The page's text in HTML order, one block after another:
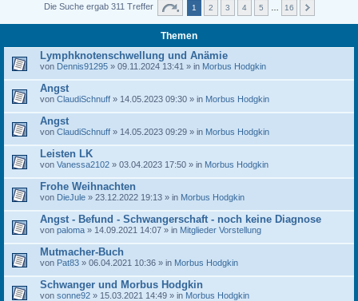
Die Suche ergab 311 Treffer 1 2 3 4 5 16
Themen
Lymphknotenschwellung und Anämie
von Dennis91295 » 09.11.2024 13:41 » in Morbus Hodgkin
Angst
von ClaudiSchnuff » 14.05.2023 09:30 » in Morbus Hodgkin
Angst
von ClaudiSchnuff » 14.05.2023 09:29 » in Morbus Hodgkin
Leisten LK
von Vanessa2102 » 03.04.2023 17:50 » in Morbus Hodgkin
Frohe Weihnachten
von DieJule » 23.12.2022 19:13 » in Morbus Hodgkin
Angst - Befund - Schwangerschaft - noch keine Diagnose
von paloma » 14.09.2021 14:07 » in Mitglieder Vorstellung
Mutmacher-Buch
von Pat83 » 06.04.2021 10:36 » in Morbus Hodgkin
Schwanger und Morbus Hodgkin
von sonne92 » 15.03.2021 14:49 » in Morbus Hodgkin